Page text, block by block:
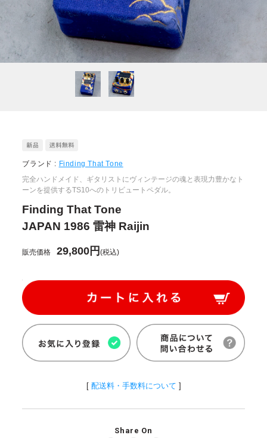
ブランド : Finding That Tone
完全ハンドメイド、ギタリストにヴィンテージの魂と表現力豊かなト
ーンを提供するTS10へのトリビュートペダル。
Finding That Tone
JAPAN 1986 雷神 Raijin
販売価格 29,800円(税込)
[ 配送料・手数料について ]
Share On